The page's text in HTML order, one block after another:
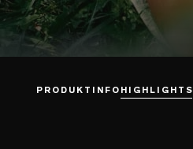
PRODUKTINFO HIGHLIGHTS